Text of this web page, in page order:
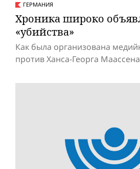
ГЕРМАНИЯ
Хроника широко
«убийства»
Как была организована
против Ханса-Георга Маассена